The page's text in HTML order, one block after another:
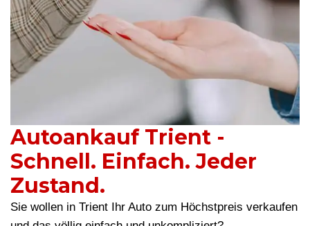
Autoankauf Trient -
Schnell. Einfach. Jeder
Zustand.
Sie wollen in Trient Ihr Auto zum Höchstpreis verkaufen